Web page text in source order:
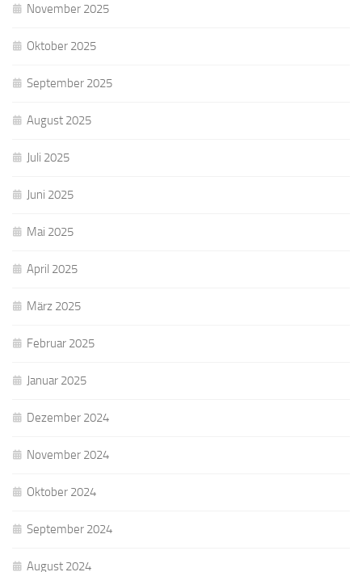
November 2025
Oktober 2025
September 2025
August 2025
Juli 2025
Juni 2025
Mai 2025
April 2025
März 2025
Februar 2025
Januar 2025
Dezember 2024
November 2024
Oktober 2024
September 2024
August 2024